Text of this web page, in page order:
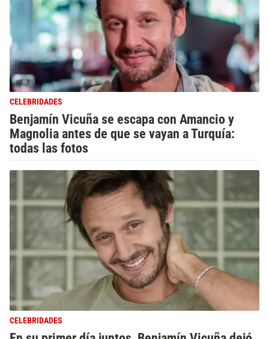
CELEBRIDADES
Benjamín Vicuña se escapa con Amancio y
Magnolia antes de que se vayan a Turquía:
todas las fotos
CELEBRIDADES